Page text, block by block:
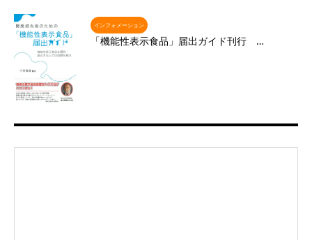
インフォメーション
「機能性表示食品」届出ガイド刊行 …